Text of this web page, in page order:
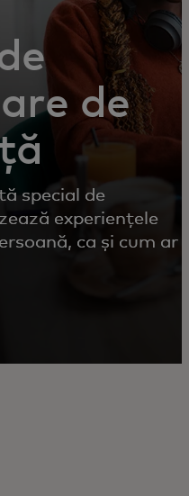
de
special de
experiențele
ca și cum ar